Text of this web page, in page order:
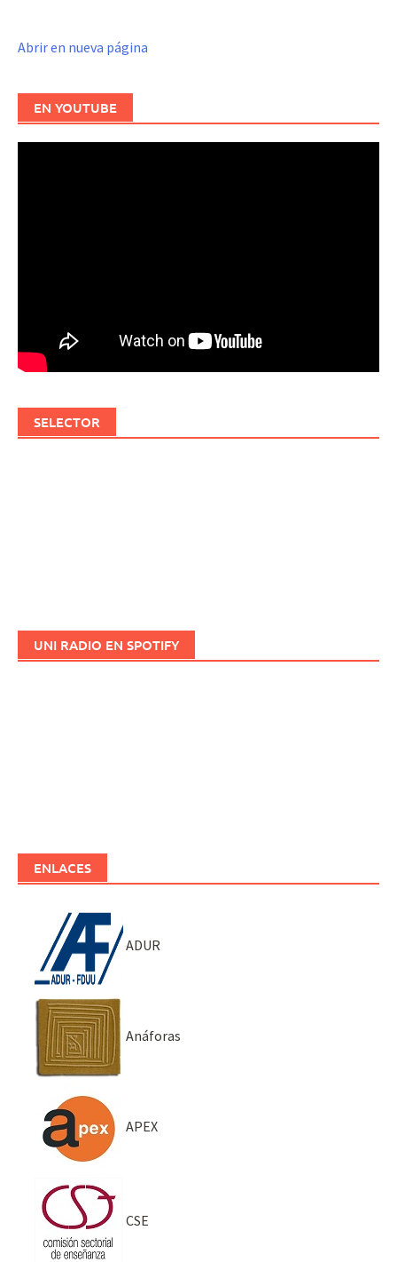
Abrir en nueva página
EN YOUTUBE
SELECTOR
UNI RADIO EN SPOTIFY
ENLACES
ADUR
Anáforas
APEX
CSE